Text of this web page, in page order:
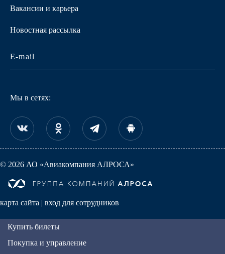
Вакансии и карьера
Новостная рассылка
Мы в сетях:
© 2026 АО «Авиакомпания АЛРОСА»
карта сайта | вход для сотрудников
Купить билеты
Покупка и управление